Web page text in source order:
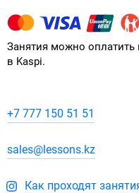
Занятия можно оплатить
в Kaspi.
+7 777 150 51 51
sales@lessons.kz
Как проходят